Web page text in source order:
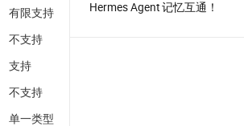
有限支持
不支持
支持
不支持
单一类型
Hermes Agent 记忆互通！